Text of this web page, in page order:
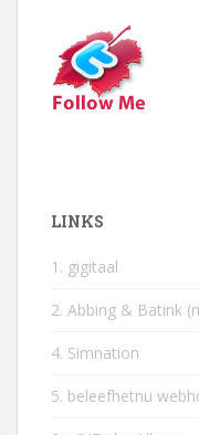
LINKS
1. gigitaal
2. Abbing & Batink
4. Simnation
5. beleefhetnu